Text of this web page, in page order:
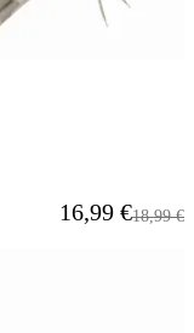
Ab
16,99 €18,99 €